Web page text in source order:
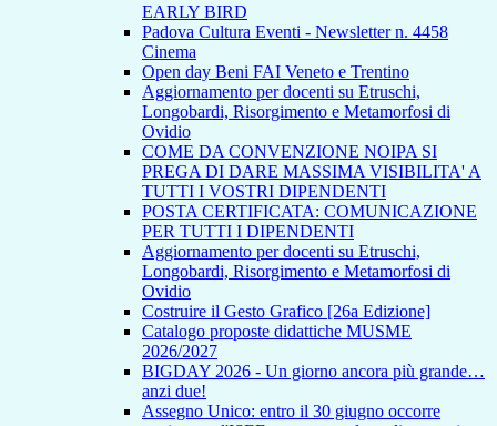
EARLY BIRD
Padova Cultura Eventi - Newsletter n. 4458
Cinema
Open day Beni FAI Veneto e Trentino
Aggiornamento per docenti su Etruschi,
Longobardi, Risorgimento e Metamorfosi di
Ovidio
COME DA CONVENZIONE NOIPA SI
PREGA DI DARE MASSIMA VISIBILITA' A
TUTTI I VOSTRI DIPENDENTI
POSTA CERTIFICATA: COMUNICAZIONE
PER TUTTI I DIPENDENTI
Aggiornamento per docenti su Etruschi,
Longobardi, Risorgimento e Metamorfosi di
Ovidio
Costruire il Gesto Grafico [26a Edizione]
Catalogo proposte didattiche MUSME
2026/2027
BIGDAY 2026 - Un giorno ancora più grande…
anzi due!
Assegno Unico: entro il 30 giugno occorre